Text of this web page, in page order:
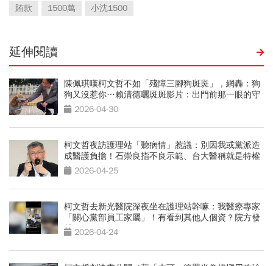
賄款
1500萬 小沈1500
延伸閱讀
陳佩琪嘆柯文哲不如「殘障三腳狗斑斑」，網轟：狗
狗又沒惹你…賴清德曬斑斑影片：出門前那一眼的守
候 2026-04-30
柯文哲夜訪護理站「聽病情」惹議：別因我或黨派造
成醫護負擔！石崇良指不良示範、台大醫稱就是特權
2026-04-25
柯文哲去新光醫院深夜坐在護理站幹嘛：我醫療專家
「關心黨部員工家屬」！有看到其他人個資？院方發
聲 2026-04-24